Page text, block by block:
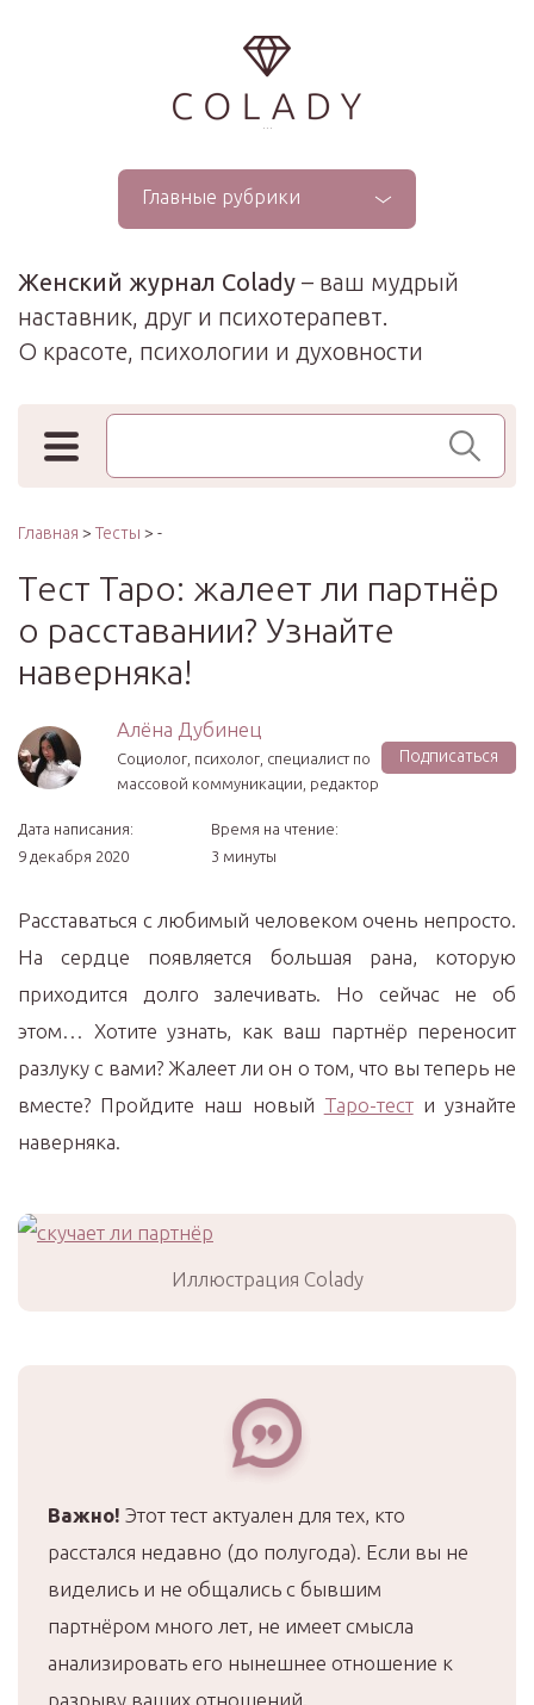
...
Главные рубрики
Женский журнал Colady – ваш мудрый
наставник, друг и психотерапевт.
О красоте, психологии и духовности
Поиск по сайту
Главная > Тесты > -
Тест Таро: жалеет ли партнёр
о расставании? Узнайте
наверняка!
Алёна Дубинец
Социолог, психолог, специалист по
массовой коммуникации, редактор
Подписаться
Дата написания:
9 декабря 2020
Время на чтение:
3 минуты
Расставаться с любимый человеком очень непросто.
На сердце появляется большая рана, которую
приходится долго залечивать. Но сейчас не об
этом… Хотите узнать, как ваш партнёр переносит
разлуку с вами? Жалеет ли он о том, что вы теперь не
вместе? Пройдите наш новый Таро-тести узнайте
наверняка.
Иллюстрация Colady
Важно! Этот тест актуален для тех, кто
расстался недавно (до полугода). Если вы не
виделись и не общались с бывшим
партнёром много лет, не имеет смысла
анализировать его нынешнее отношение к
разрыву ваших отношений.